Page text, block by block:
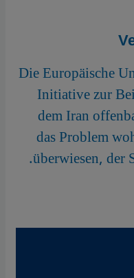
Die Europäische
Initiative zur
dem Iran
das Problem
überwiesen, der